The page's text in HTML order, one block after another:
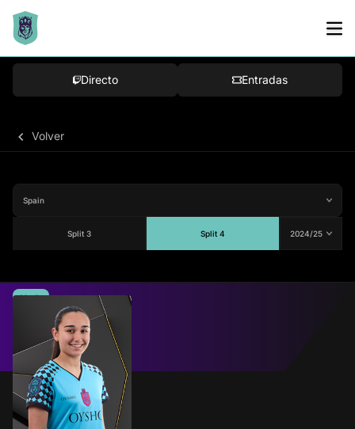
Directo Entradas
Volver
Split 3 Split 4
Media